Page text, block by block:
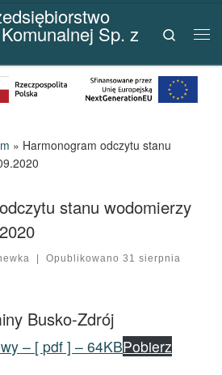
Sp. z
Search
» Harmonogram odczytu stanu
stanu wodomierzy
| Opublikowano 31 sierpnia
Busko-Zdrój
– [ pdf ] – 64KBPobierz